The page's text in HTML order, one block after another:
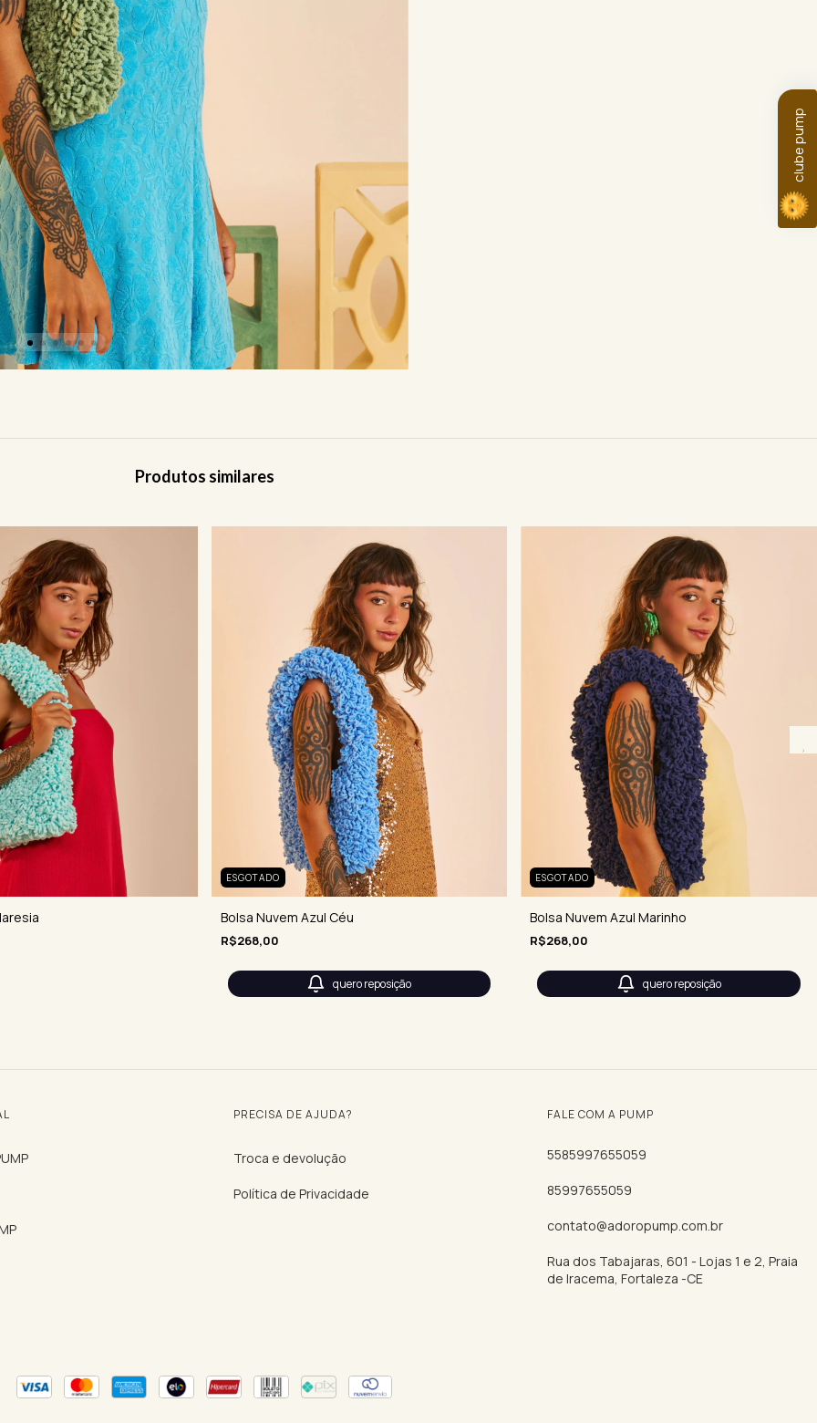
Produtos similares
ESGOTADO
Bolsa Nuvem Azul Céu
R$268,00
quero reposição
ESGOTADO
Bolsa Nuvem Azul Marinho
R$268,00
quero reposição
PRECISA DE AJUDA?
Troca e devolução
Política de Privacidade
FALE COM A PUMP
5585997655059
85997655059
contato@adoropump.com.br
Rua dos Tabajaras, 601 - Lojas 1 e 2, Praia
de Iracema, Fortaleza -CE
clube pump